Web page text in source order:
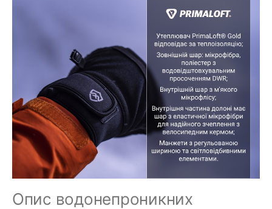
Опис водонепроникних